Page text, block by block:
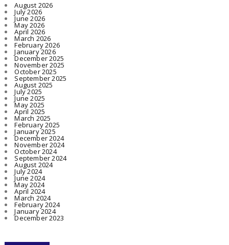
August 2026
July 2026
June 2026
May 2026
April 2026
March 2026
February 2026
January 2026
December 2025
November 2025
October 2025
September 2025
August 2025
July 2025
June 2025
May 2025
April 2025
March 2025
February 2025
January 2025
December 2024
November 2024
October 2024
September 2024
August 2024
July 2024
June 2024
May 2024
April 2024
March 2024
February 2024
January 2024
December 2023